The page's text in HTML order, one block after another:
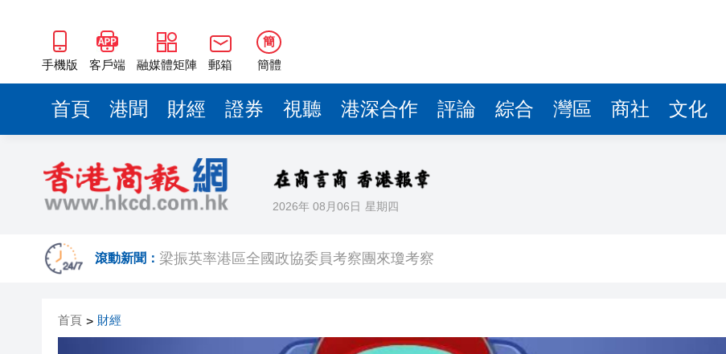
手機版 客戶端 融媒體矩陣 郵箱
簡
簡體
首頁 港聞 財經 證券 視聽 港深合作 評論 綜合 灣區 商社 文化
2026年 08月06日 星期四
滾動新聞：
山東26戶省屬國企去年合計營收2.58萬億 利潤總額近936億
瀋陽鐵西校園閱讀活動解鎖閱讀新玩法
閩粵贛三地漢樂藝術家齊聚深圳，共奏客家文化傳承新篇章
有片丨外交部回應特朗普委內瑞拉石油言論 拉美國家有權自主選擇合作夥伴
50餘位頂尖專家共話時代命題
海南澄邁文儒煥新升級 五組數據見證文儒沉香從傳統邁向現代
2025年海南儋州以舊換新帶動消費約18億元
首頁 > 財經